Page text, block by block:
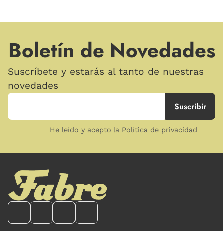
Boletín de Novedades
Suscríbete y estarás al tanto de nuestras
novedades
He leído y acepto la Política de privacidad